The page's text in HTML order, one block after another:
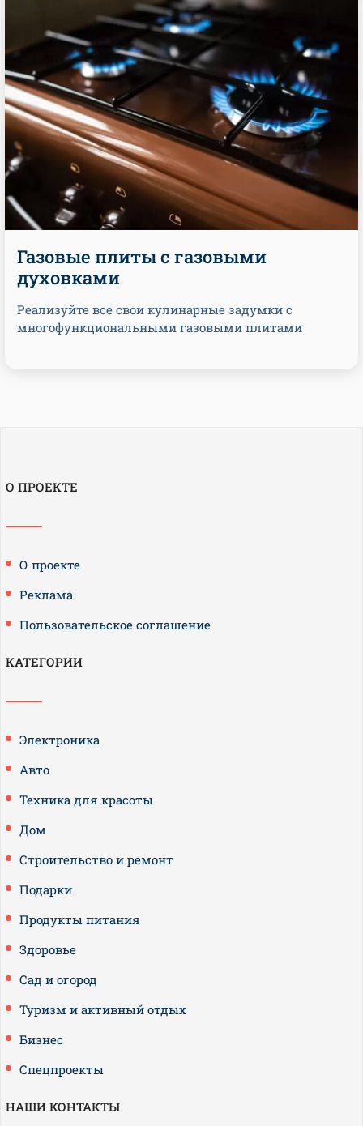
Газовые плиты с газовыми
духовками
Реализуйте все свои кулинарные задумки с
многофункциональными газовыми плитами
О ПРОЕКТЕ
О проекте
Реклама
Пользовательское соглашение
КАТЕГОРИИ
Электроника
Авто
Техника для красоты
Дом
Строительство и ремонт
Подарки
Продукты питания
Здоровье
Сад и огород
Туризм и активный отдых
Бизнес
Спецпроекты
НАШИ КОНТАКТЫ